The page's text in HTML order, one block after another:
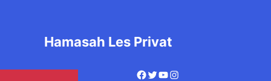
Hamasah Les Privat
Facebook Twitter YouTube Instagram